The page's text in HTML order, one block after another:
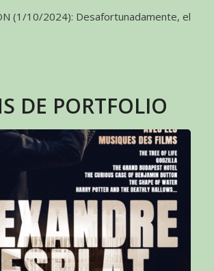
(1/10/2024): Desafortunadamente, el
DE PORTFOLIO